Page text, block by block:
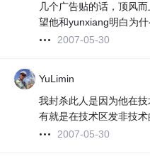
几个广告贴的话，顶风
望他和yunxiang明白为什
2007-05-30
YuLimin
我封杀此人是因为他在
有就是在技术区发非技术
2007-05-30